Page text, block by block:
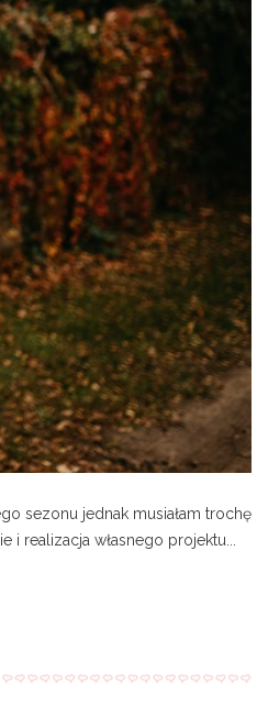
sezonu jednak musiałam trochę
realizacja własnego projektu...